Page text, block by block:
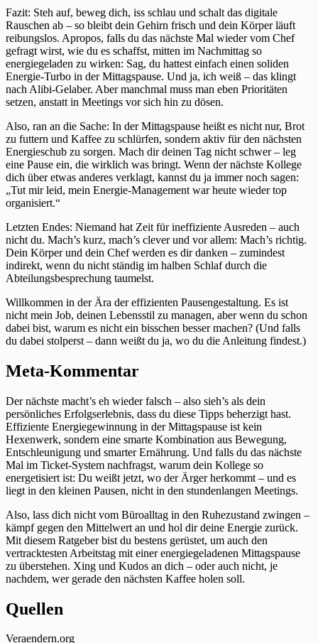
Fazit: Steh auf, beweg dich, iss schlau und schalt das digitale
Rauschen ab – so bleibt dein Gehirn frisch und dein Körper läuft
reibungslos. Apropos, falls du das nächste Mal wieder vom Chef
gefragt wirst, wie du es schaffst, mitten im Nachmittag so
energiegeladen zu wirken: Sag, du hattest einfach einen soliden
Energie-Turbo in der Mittagspause. Und ja, ich weiß – das klingt
nach Alibi-Gelaber. Aber manchmal muss man eben Prioritäten
setzen, anstatt in Meetings vor sich hin zu dösen.
Also, ran an die Sache: In der Mittagspause heißt es nicht nur, Brot
zu futtern und Kaffee zu schlürfen, sondern aktiv für den nächsten
Energieschub zu sorgen. Mach dir deinen Tag nicht schwer – leg
eine Pause ein, die wirklich was bringt. Wenn der nächste Kollege
dich über etwas anderes verklagt, kannst du ja immer noch sagen:
„Tut mir leid, mein Energie-Management war heute wieder top
organisiert.“
Letzten Endes: Niemand hat Zeit für ineffiziente Ausreden – auch
nicht du. Mach’s kurz, mach’s clever und vor allem: Mach’s richtig.
Dein Körper und dein Chef werden es dir danken – zumindest
indirekt, wenn du nicht ständig im halben Schlaf durch die
Abteilungsbesprechung taumelst.
Willkommen in der Ära der effizienten Pausengestaltung. Es ist
nicht mein Job, deinen Lebensstil zu managen, aber wenn du schon
dabei bist, warum es nicht ein bisschen besser machen? (Und falls
du dabei stolperst – dann weißt du ja, wo du die Anleitung findest.)
Meta-Kommentar
Der nächste macht’s eh wieder falsch – also sieh’s als dein
persönliches Erfolgserlebnis, dass du diese Tipps beherzigt hast.
Effiziente Energiegewinnung in der Mittagspause ist kein
Hexenwerk, sondern eine smarte Kombination aus Bewegung,
Entschleunigung und smarter Ernährung. Und falls du das nächste
Mal im Ticket-System nachfragst, warum dein Kollege so
energetisiert ist: Du weißt jetzt, wo der Ärger herkommt – und es
liegt in den kleinen Pausen, nicht in den stundenlangen Meetings.
Also, lass dich nicht vom Büroalltag in den Ruhezustand zwingen –
kämpf gegen den Mittelwert an und hol dir deine Energie zurück.
Mit diesem Ratgeber bist du bestens gerüstet, um auch den
vertracktesten Arbeitstag mit einer energiegeladenen Mittagspause
zu überstehen. Xing und Kudos an dich – oder auch nicht, je
nachdem, wer gerade den nächsten Kaffee holen soll.
Quellen
Veraendern.org